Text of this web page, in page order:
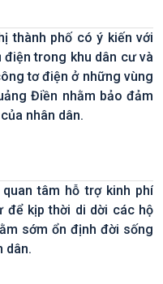
thành phố có ý kiến với
trong khu dân cư và
tơ điện ở những vùng
Điền nhằm bảo đảm
nhân dân.
tâm hỗ trợ kinh phí
để kịp thời di dời các hộ
sớm ổn định đời sống
dân.